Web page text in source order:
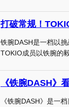
打破常规！
铁腕DASH是一档以
TOKIO成员以铁腕的
《铁腕DASH》
《铁腕DASH》是一